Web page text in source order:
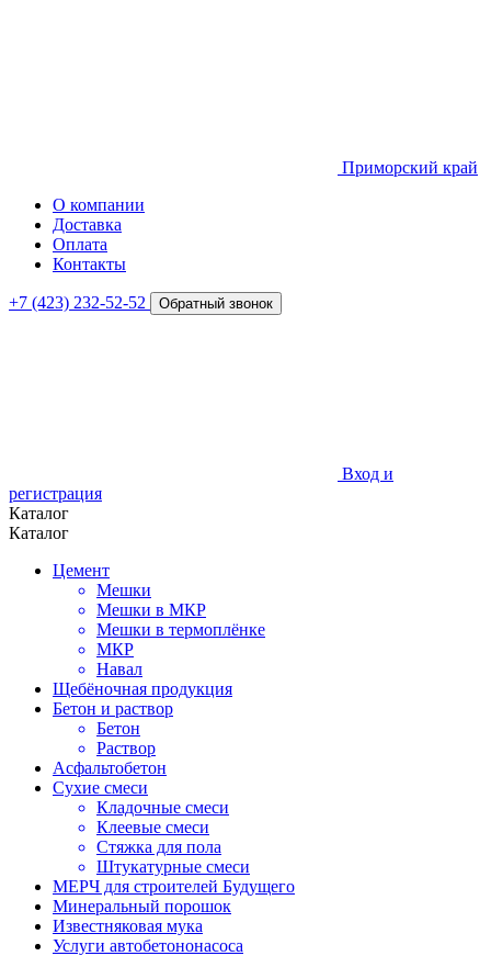
Приморский край
О компании
Доставка
Оплата
Контакты
+7 (423) 232-52-52 Обратный звонок
Вход и
регистрация
Каталог
Каталог
Цемент
Мешки
Мешки в МКР
Мешки в термоплёнке
МКР
Навал
Щебёночная продукция
Бетон и раствор
Бетон
Раствор
Асфальтобетон
Сухие смеси
Кладочные смеси
Клеевые смеси
Стяжка для пола
Штукатурные смеси
МЕРЧ для строителей Будущего
Минеральный порошок
Известняковая мука
Услуги автобетононасоса
Изготовление металлоконструкций под ключ
Проектирование. Производство. Монтаж.
Якутская взрывная компания
Ваш надежный партнер в области открытых горных работ на ДВ
НОВИНКА! Бетономешалка с добрым сердцем
Мягкая игрушка